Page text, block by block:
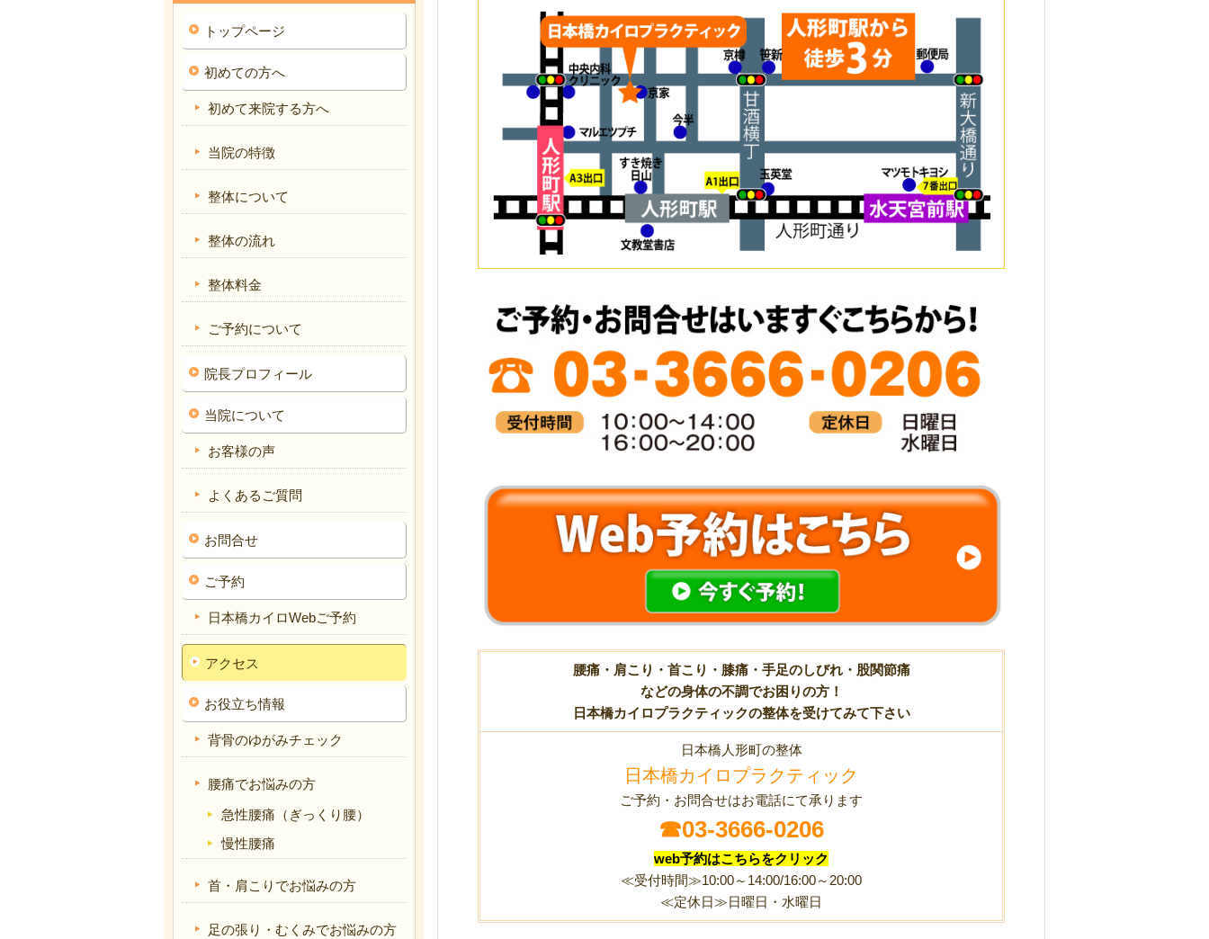
腰痛・肩こり・首こり・膝痛・手足のしびれ・股関節痛
などの身体の不調でお困りの方！
日本橋カイロプラクティックの整体を受けてみて下さい
日本橋人形町の整体
日本橋カイロプラクティック
ご予約・お問合せはお電話にて承ります
☎03-3666-0206
web予約はこちらをクリック
≪受付時間≫10:00～14:00/16:00～20:00
≪定休日≫日曜日・水曜日
トップページ
初めての方へ
初めて来院する方へ
当院の特徴
整体について
整体の流れ
整体料金
ご予約について
院長プロフィール
当院について
お客様の声
よくあるご質問
お問合せ
ご予約
日本橋カイロWebご予約
アクセス
お役立ち情報
背骨のゆがみチェック
腰痛でお悩みの方
急性腰痛（ぎっくり腰）
慢性腰痛
首・肩こりでお悩みの方
足の張り・むくみでお悩みの方